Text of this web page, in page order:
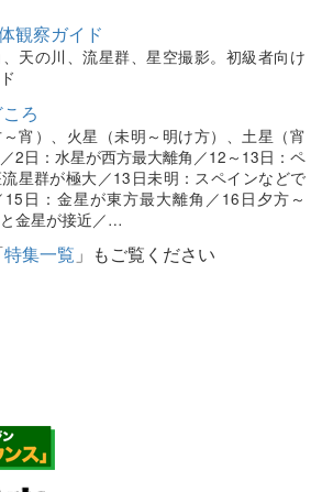
観察ガイド
天の川、流星群、星空撮影。初級者向け
ろ
宵）、火星（未明～明け方）、土星（宵
2日：水星が西方最大離角／12～13日：ペ
星群が極大／13日未明：スペインなどで
15日：金星が東方最大離角／16日夕方～
金星が接近／…
特集一覧 」もご覧ください